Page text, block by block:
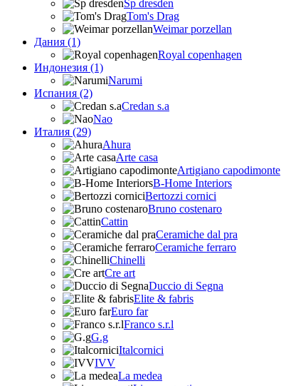
Sp dresden
Tom's Drag
Weimar porzellan
Дания (1)
Royal copenhagen
Индонезия (1)
Narumi
Испания (2)
Credan s.a
Nao
Италия (29)
Ahura
Arte casa
Artigiano capodimonte
B-Home Interiors
Bertozzi cornici
Bruno costenaro
Cattin
Ceramiche dal pra
Ceramiche ferraro
Chinelli
Cre art
Duccio di Segna
Elite & fabris
Euro far
Franco s.r.l
G.g
Italcornici
IVV
La medea